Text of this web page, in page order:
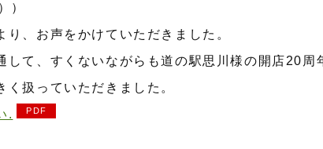
）
、お声をかけていただきました。
して、すくないながらも道の駅思川様の開店20
く扱っていただきました。
.